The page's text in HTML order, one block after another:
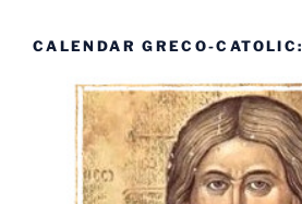
CALENDAR GRECO-CATOLIC: